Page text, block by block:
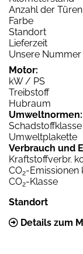
Anzahl der Türen
Farbe
Standort
Lieferzeit
Unsere Nummer
Motor:
kW / PS
Treibstoff
Hubraum
Umweltnormen:
Schadstoffklasse
Umweltplakette
Verbrauch und
Kraftstoffverbr.
CO2-Emissionen
CO2-Klasse
Standort
Details zum